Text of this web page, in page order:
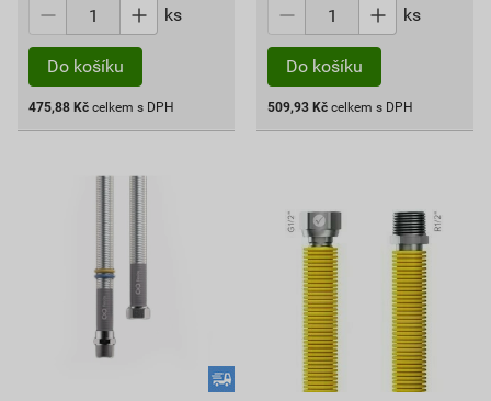
ks
Do košíku
475,88 Kč celkem s DPH
ks
Do košíku
509,93 Kč celkem s DPH